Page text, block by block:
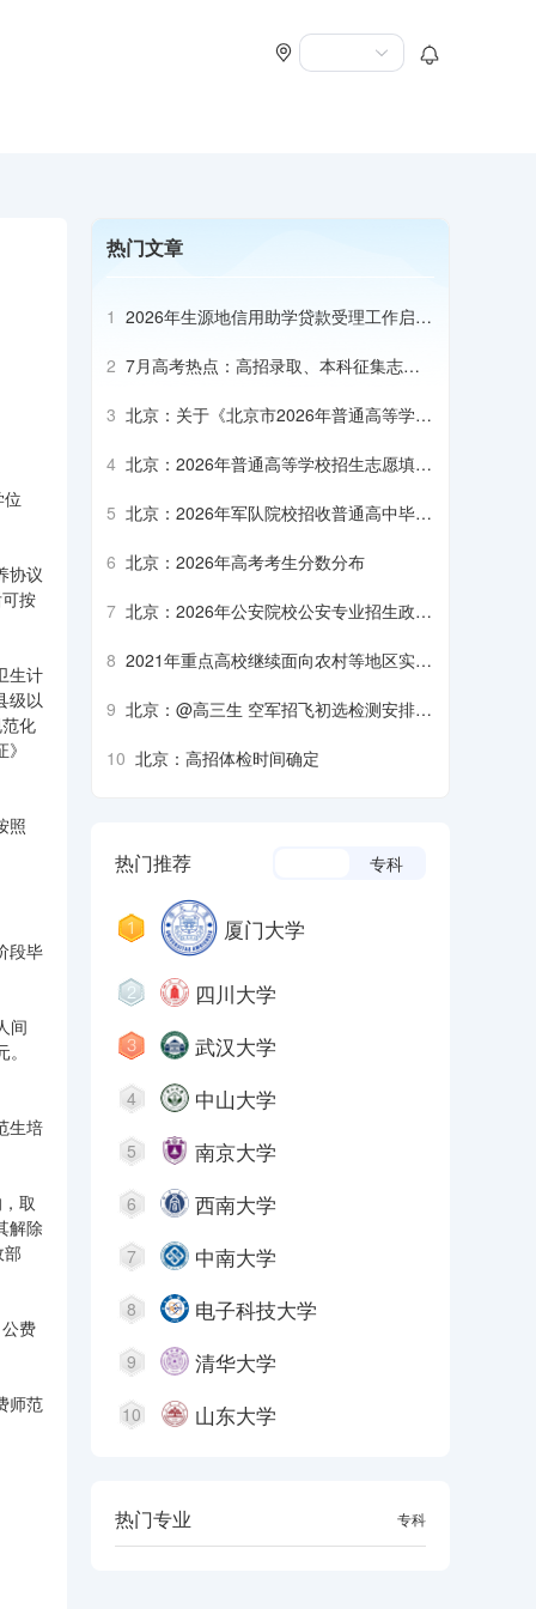
协议
按
生计
级以
化
照
段毕
间
生培
取
解除
费
师范
热门文章
1 2026年生源地信用助学贷款受理工作启动
2 7月高考热点：高招录取、本科征集志
3 北京：关于《北京市2026年普通高等学校
4 北京：2026年普通高等学校招生志愿填报
5 北京：2026年军队院校招收普通高中毕业
6 北京：2026年高考考生分数分布
7 北京：2026年公安院校公安专业招生政治
8 2021年重点高校继续面向农村等地区实施
9 北京：@高三生 空军招飞初选检测安排来
10 北京：高招体检时间确定
热门推荐 专科
厦门大学
四川大学
武汉大学
4 中山大学
5 南京大学
6 西南大学
7 中南大学
8 电子科技大学
9 清华大学
10 山东大学
热门专业 专科